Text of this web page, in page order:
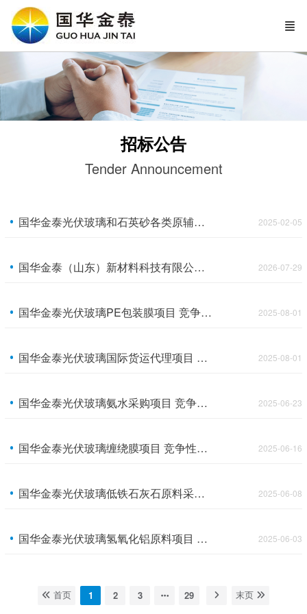
招标公告
Tender Announcement
国华金泰光伏玻璃和石英砂各类原辅材料采购 竞争性谈判公告（长期有效） 2025-02-05
国华金泰（山东）新材料科技有限公司光伏玻璃公路运输项目 竞争性谈判公告 2026-07-29
国华金泰光伏玻璃PE包装膜项目 竞争性谈判公告 2025-08-01
国华金泰光伏玻璃国际货运代理项目 竞争性谈判公告 2025-08-01
国华金泰光伏玻璃氨水采购项目 竞争性谈判公告 2025-06-23
国华金泰光伏玻璃缠绕膜项目 竞争性谈判公告 2025-06-16
国华金泰光伏玻璃低铁石灰石原料采购项目 竞争性谈判公告 2025-06-08
国华金泰光伏玻璃氢氧化铝原料项目 竞争性谈判公告 2025-06-03
首页 1 2 3 29 末页